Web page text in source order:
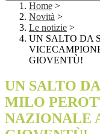
Home >
Novità >
Le notizie >
UN SALTO DA
GIOVENTÙ!
UN SALTO
MILO
NAZIONALE